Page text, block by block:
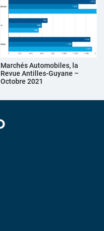
Marchés Automobiles, la
Revue Antilles-Guyane –
Octobre 2021